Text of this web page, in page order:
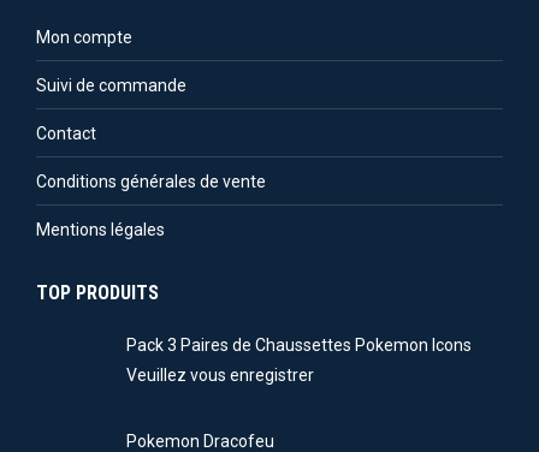
Mon compte
Suivi de commande
Contact
Conditions générales de vente
Mentions légales
TOP PRODUITS
Pack 3 Paires de Chaussettes Pokemon Icons
Veuillez vous enregistrer
Pokemon Dracofeu